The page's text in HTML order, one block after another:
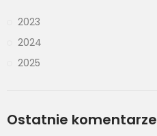
2023
2024
2025
Ostatnie komentarze